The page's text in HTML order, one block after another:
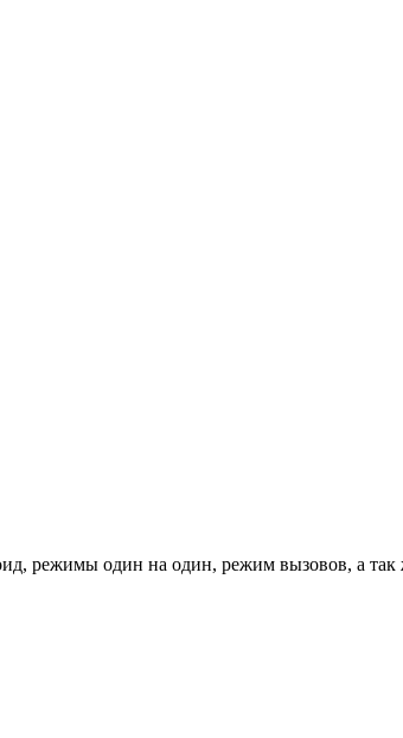
режимы один на один, режим вызовов, а так